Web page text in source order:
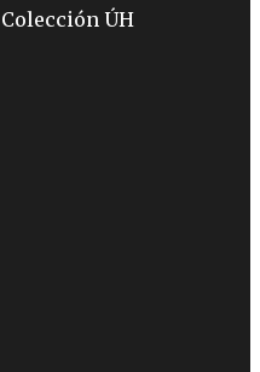
Colección ÚH